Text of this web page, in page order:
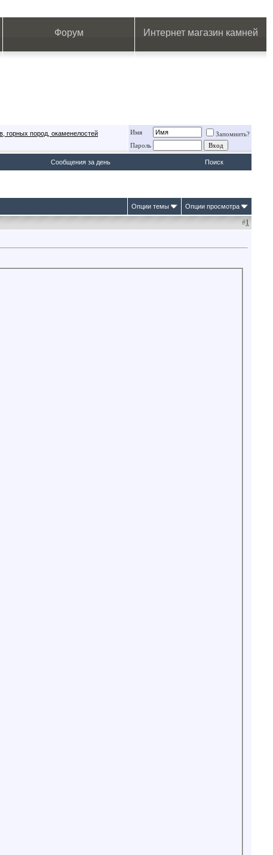
Форум Интернет магазин камней
горных пород, окаменелостей Имя
Запомнить?
Пароль
Сообщения за день Поиск
Опции темы Опции просмотра
#1